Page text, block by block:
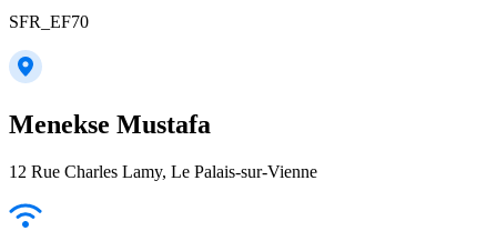
SFR_EF70
Menekse Mustafa
12 Rue Charles Lamy, Le Palais-sur-Vienne